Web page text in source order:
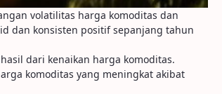
volatilitas harga komoditas dan
dan konsisten positif sepanjang tahun
dari kenaikan harga komoditas.
komoditas yang meningkat akibat